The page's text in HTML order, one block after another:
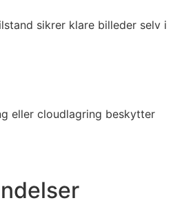
sikrer klare billeder selv i
eller cloudlagring beskytter